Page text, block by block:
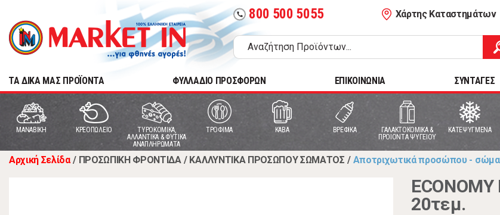
call 800 500 5055 Χάρτης Καταστημάτων
TA ΔΙΚΑ ΜΑΣ ΠΡΟΪΟΝΤΑ ΦΥΛΛΑΔΙΟ ΠΡΟΣΦΟΡΩΝ ΕΠΙΚΟΙΝΩΝΙΑ ΣΥΝΤΑΓΕΣ
MANABIKH ΚΡΕΟΠΩΛΕΙΟ
ΤΥΡΟΚΟΜΙΚΑ,
ΑΛΛΑΝΤΙΚΑ & ΦΥΤΙΚΑ
ΑΝΑΠΛΗΡΩΜΑΤΑ
ΤΡΟΦΙΜΑ ΚΑΒΑ ΒΡΕΦΙΚΑ
ΓΑΛΑΚΤΟΚΟΜΙΚΑ &
ΠΡΟΙΟΝΤΑ ΨΥΓΕΙΟΥ
ΚΑΤΕΨΥΓΜΕΝΑ
Αρχική Σελίδα / ΠΡΟΣΩΠΙΚΗ ΦΡΟΝΤΙΔΑ / ΚΑΛΛΥΝΤΙΚΑ ΠΡΟΣΩΠΟΥ ΣΩΜΑΤΟΣ / Αποτριχωτικά προσώπου -
20τεμ.